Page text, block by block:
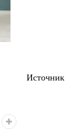
Источник